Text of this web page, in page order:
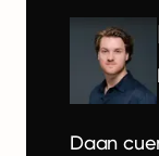
Daan